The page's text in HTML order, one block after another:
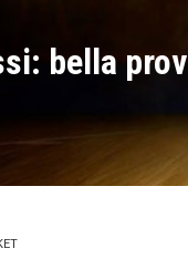
bella